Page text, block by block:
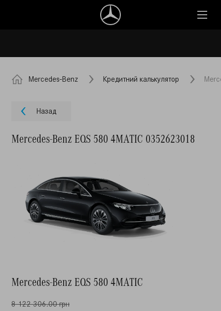
Mercedes-Benz Кредитний калькулятор
Назад
Mercedes-Benz EQS 580 4MATIC 0352623018
Mercedes-Benz EQS 580 4MATIC
8 122 306.00 грн